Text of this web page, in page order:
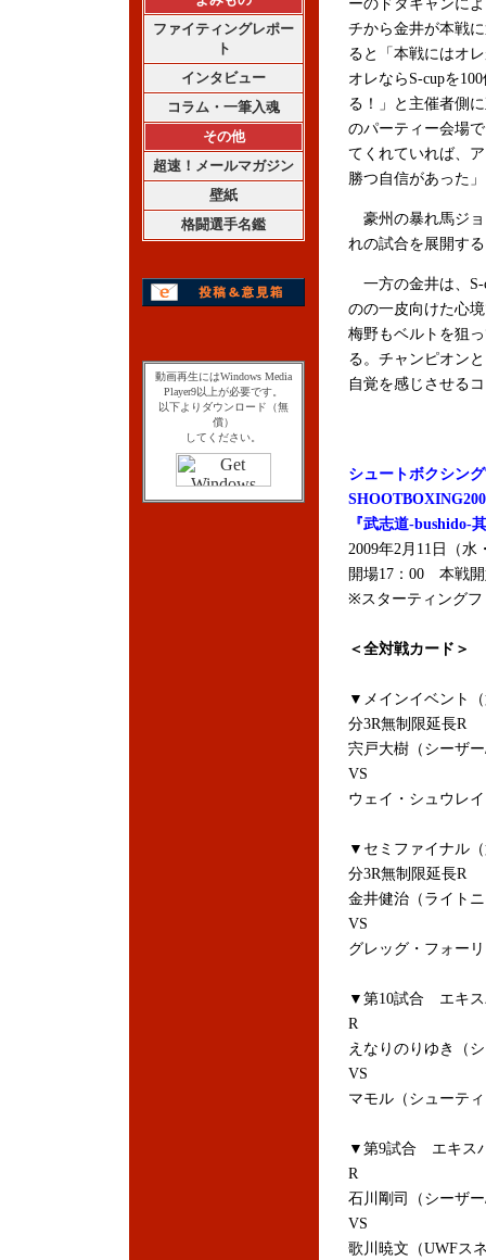
ファイティングレポー
ト
インタビュー
コラム・一筆入魂
その他
超速！メールマガジン
壁紙
格闘選手名鑑
動画再生にはWindows Media
Player9以上が必要です。
以下よりダウンロード（無
償）
してください。
ーのドタキャンに
チから金井が本戦
ると「本戦にはオ
オレならS-cupを
る！」と主催者側
のパーティー会場
てくれていれば、
勝つ自信があった
豪州の暴れ馬ジョ
れの試合を展開す
一方の金井は、S-
のの一皮向けた心
梅野もベルトを狙
る。チャンピオン
自覚を感じさせる
シュートボクシン
『武志道-bushido-
2009年2月11日（
開場17：00 本戦開
※スターティングフ
＜全対戦カード＞
▼メインイベント
分3R無制限延長R
宍戸大樹（シーザ
VS
ウェイ・シュウレ
▼セミファイナル
分3R無制限延長R
金井健治（ライト
VS
グレッグ・フォー
▼第10試合 エキス
R
えなりのりゆき（
VS
マモル（シューテ
▼第9試合 エキス
R
石川剛司（シーザ
VS
歌川暁文（UWFス